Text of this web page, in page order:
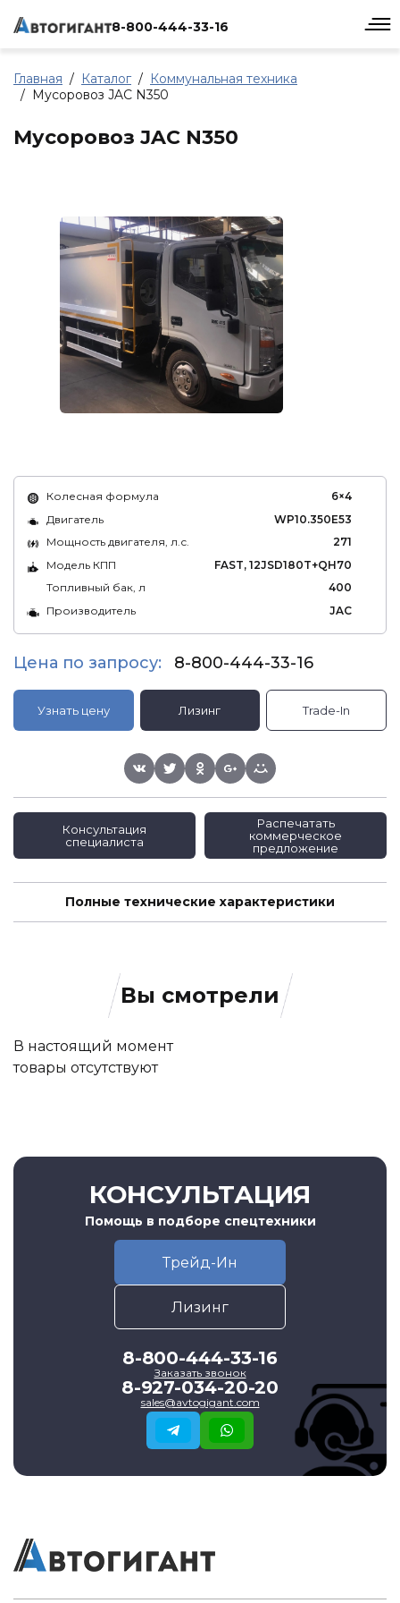
8-800-444-33-16
Главная Каталог
Коммунальная техника
Мусоровоз JAC N350
Мусоровоз JAC N350
Колесная формула
6×4
Двигатель
WP10.350E53
Мощность двигателя, л.с.
271
Модель КПП
FAST, 12JSD180T+QH70
Топливный бак, л
400
Производитель
JAC
Цена по запросу: 8-800-444-33-16
Узнать цену Лизинг Trade-In
Консультация
специалиста
Распечатать
коммерческое
предложение
Полные технические характеристики
Вы смотрели
В настоящий момент
товары отсутствуют
КОНСУЛЬТАЦИЯ
Помощь в подборе спецтехники
Трейд-Ин
Лизинг
8-800-444-33-16
Заказать звонок
8-927-034-20-20
sales@avtogigant.com